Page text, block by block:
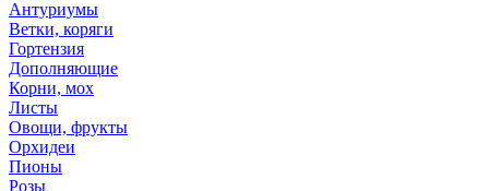
Антуриумы
Ветки, коряги
Гортензия
Дополняющие
Корни, мох
Листы
Овощи, фрукты
Орхидеи
Пионы
Розы